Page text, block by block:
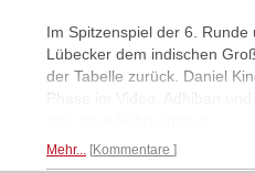
Im Spitzenspiel der 6.
Lübecker dem indischen
der Tabelle zurück. Daniel
Phase im Video. Adhiban
Mehr... Kommentare